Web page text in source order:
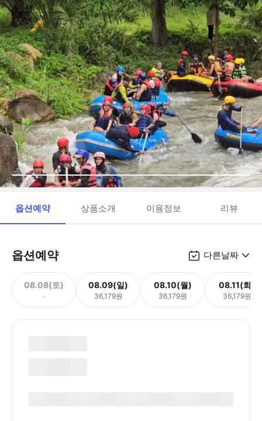
옵션예약 상품소개 이용정보 리뷰
옵션예약 다른날짜
08.08(토)
-
08.09(일)
36,179원
08.10(월)
36,179원
08.11(화)
36,179원